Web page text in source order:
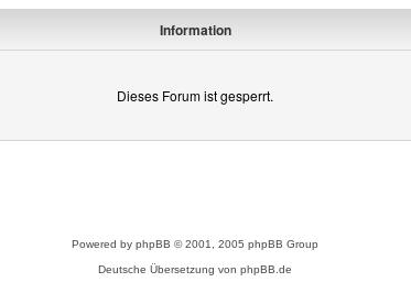
Information
Dieses Forum ist gesperrt.
Powered by phpBB © 2001, 2005 phpBB Group
Deutsche Übersetzung von phpBB.de